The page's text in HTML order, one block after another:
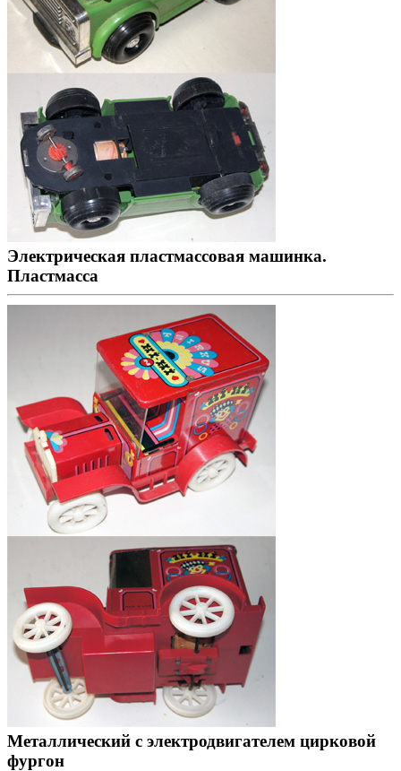
Электрическая пластмассовая машинка.
Пластмасса
Металлический с электродвигателем цирковой
фургон